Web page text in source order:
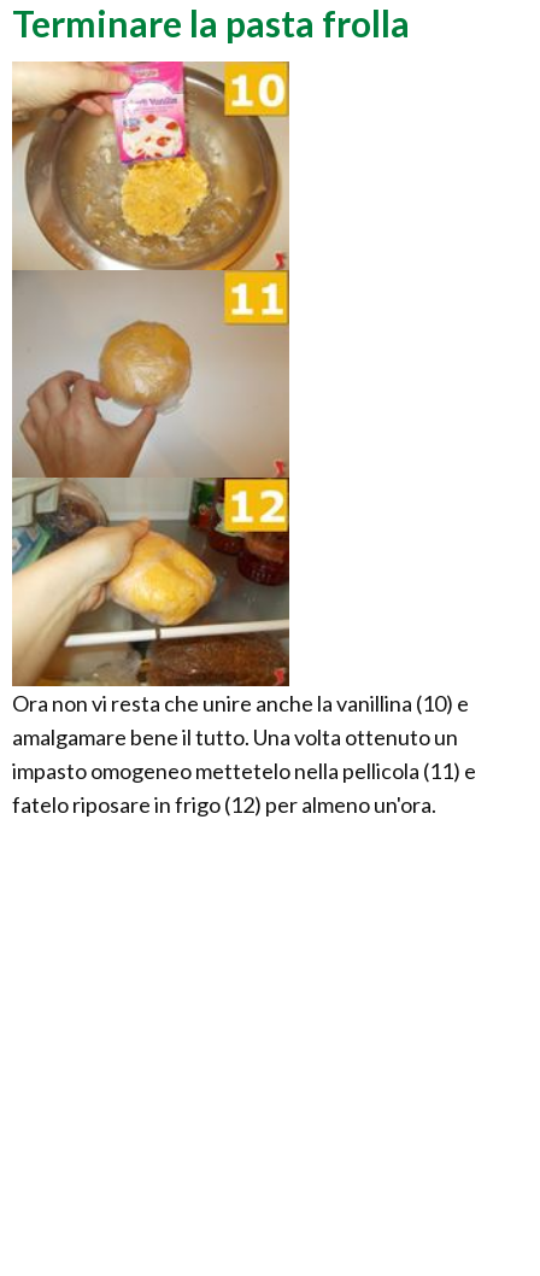
Terminare la pasta frolla
Ora non vi resta che unire anche la vanillina (10) e
amalgamare bene il tutto. Una volta ottenuto un
impasto omogeneo mettetelo nella pellicola (11) e
fatelo riposare in frigo (12) per almeno un'ora.